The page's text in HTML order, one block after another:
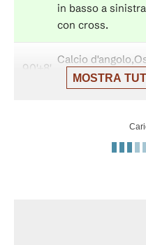
in basso a
con cross.
90'+8'
Calcio
causato da
di sinistro da
indirizzata
MOSTRA